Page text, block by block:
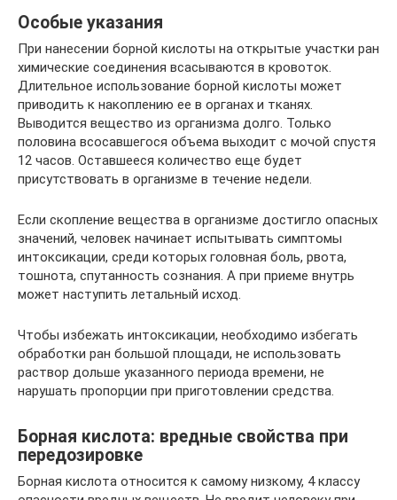
Особые указания
При нанесении борной кислоты на открытые участки ран
химические соединения всасываются в кровоток.
Длительное использование борной кислоты может
приводить к накоплению ее в органах и тканях.
Выводится вещество из организма долго. Только
половина всосавшегося объема выходит с мочой спустя
12 часов. Оставшееся количество еще будет
присутствовать в организме в течение недели.
Если скопление вещества в организме достигло опасных
значений, человек начинает испытывать симптомы
интоксикации, среди которых головная боль, рвота,
тошнота, спутанность сознания. А при приеме внутрь
может наступить летальный исход.
Чтобы избежать интоксикации, необходимо избегать
обработки ран большой площади, не использовать
раствор дольше указанного периода времени, не
нарушать пропорции при приготовлении средства.
Борная кислота: вредные свойства при
передозировке
Борная кислота относится к самому низкому, 4 классу